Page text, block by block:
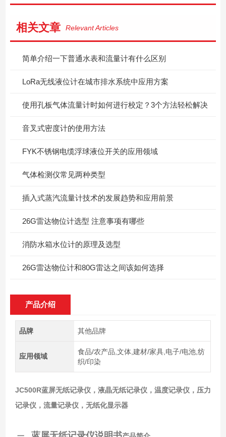
相关文章 Relevant Articles
简单介绍一下普通水表和流量计有什么区别
LoRa无线液位计在城市排水系统中应用方案
使用孔板气体流量计时如何进行校定？3个方法轻松解决
音叉式密度计的使用方法
FYK不锈钢电缆浮球液位开关的应用领域
气体检测仪常见两种类型
插入式蒸汽流量计技术的发展趋势和应用前景
26G雷达物位计选型 注意事项有哪些
消防水箱水位计的原理及选型
26G雷达物位计和80G雷达之间该如何选择
产品介绍
品牌 其他品牌
应用领域
食品/农产品,文体,建材/家具,电子/电池,纺
织/印染
JC500R蓝屏无纸记录仪，液晶无纸记录仪，温度记录仪，压力
记录仪，流量记录仪，无纸化显示器